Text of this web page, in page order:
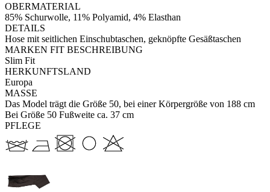
OBERMATERIAL
85% Schurwolle, 11% Polyamid, 4% Elasthan
DETAILS
Hose mit seitlichen Einschubtaschen, geknöpfte Gesäßtaschen
MARKEN FIT BESCHREIBUNG
Slim Fit
HERKUNFTSLAND
Europa
MASSE
Das Model trägt die Größe 50, bei einer Körpergröße von 188 cm
Bei Größe 50 Fußweite ca. 37 cm
PFLEGE